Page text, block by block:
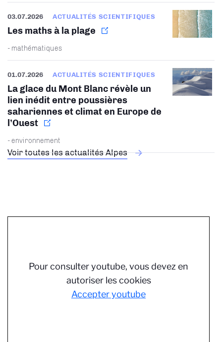
Voir toutes les actualités Alpes
03.07.2026 ACTUALITÉS SCIENTIFIQUES
Les maths à la plage
- mathématiques
01.07.2026 ACTUALITÉS SCIENTIFIQUES
La glace du Mont Blanc révèle un
lien inédit entre poussières
sahariennes et climat en Europe de
l’Ouest
- environnement
Pour consulter youtube, vous devez en
autoriser les cookies
Accepter youtube